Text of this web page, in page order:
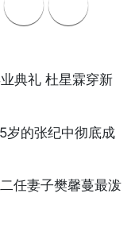
典礼 杜星霖穿新
岁的张纪中彻底成
任妻子樊馨蔓最泼